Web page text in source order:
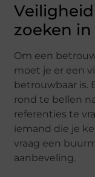
zoeken
Om een
moet je er een
betrouwbaar is.
rond te bellen
referenties te
iemand die je
vraag een
aanbeveling.